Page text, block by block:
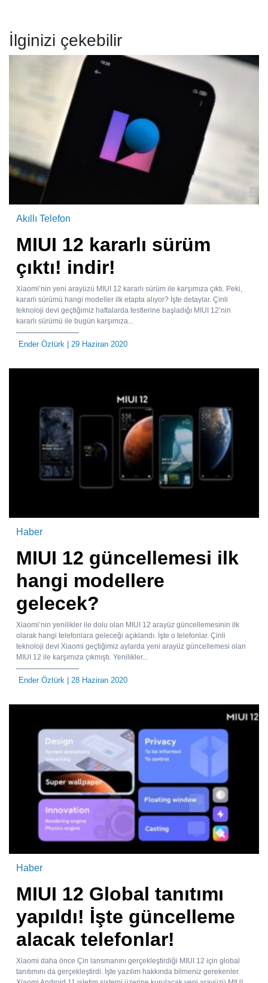
İlginizi çekebilir
Akıllı Telefon
MIUI 12 kararlı sürüm
çıktı! indir!
Xiaomi’nin yeni arayüzü MIUI 12 kararlı sürüm ile karşımıza çıktı. Peki,
kararlı sürümü hangi modeller ilk etapta alıyor? İşte detaylar. Çinli
teknoloji devi geçtiğimiz haftalarda testlerine başladığı MIUI 12’nin
kararlı sürümü ile bugün karşımıza...
Ender Öztürk | 29 Haziran 2020
Haber
MIUI 12 güncellemesi ilk
hangi modellere
gelecek?
Xiaomi’nin yenilikler ile dolu olan MIUI 12 arayüz güncellemesinin ilk
olarak hangi telefonlara geleceği açıklandı. İşte o telefonlar. Çinli
teknoloji devi Xiaomi geçtiğimiz aylarda yeni arayüz güncellemesi olan
MIUI 12 ile karşımıza çıkmıştı. Yenilikler...
Ender Öztürk | 28 Haziran 2020
Haber
MIUI 12 Global tanıtımı
yapıldı! İşte güncelleme
alacak telefonlar!
Xiaomi daha önce Çin lansmanını gerçekleştirdiği MIUI 12 için global
tanıtımını da gerçekleştirdi. İşte yazılım hakkında bilmeniz gerekenler.